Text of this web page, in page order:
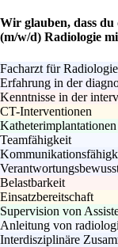
Wir glauben, dass
(m/w/d) Radiologie
Facharzt für Radiologie
Erfahrung in der
Kenntnisse in der
CT-Interventionen
Katheterimplantationen
Teamfähigkeit
Belastbarkeit
Einsatzbereitschaft
Supervision von
Anleitung von
Interdisziplinäre